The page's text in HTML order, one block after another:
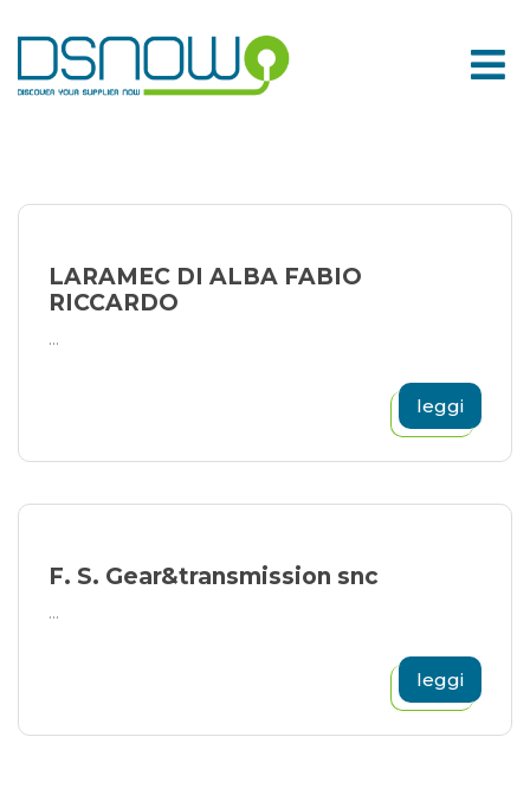
to
content
LARAMEC DI ALBA FABIO
RICCARDO
...
leggi
F. S. Gear&transmission snc
...
leggi